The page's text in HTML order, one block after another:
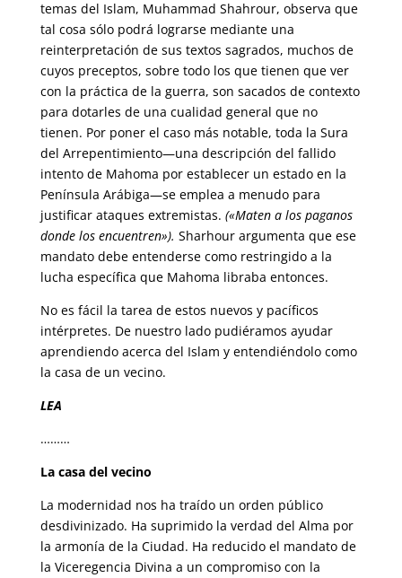
temas del Islam, Muhammad Shahrour, observa que
tal cosa sólo podrá lograrse mediante una
reinterpretación de sus textos sagrados, muchos de
cuyos preceptos, sobre todo los que tienen que ver
con la práctica de la guerra, son sacados de contexto
para dotarles de una cualidad general que no
tienen. Por poner el caso más notable, toda la Sura
del Arrepentimiento—una descripción del fallido
intento de Mahoma por establecer un estado en la
Península Arábiga—se emplea a menudo para
justificar ataques extremistas. («Maten a los paganos
donde los encuentren»). Sharhour argumenta que ese
mandato debe entenderse como restringido a la
lucha específica que Mahoma libraba entonces.
No es fácil la tarea de estos nuevos y pacíficos
intérpretes. De nuestro lado pudiéramos ayudar
aprendiendo acerca del Islam y entendiéndolo como
la casa de un vecino.
LEA
………
La casa del vecino
La modernidad nos ha traído un orden público
desdivinizado. Ha suprimido la verdad del Alma por
la armonía de la Ciudad. Ha reducido el mandato de
la Viceregencia Divina a un compromiso con la